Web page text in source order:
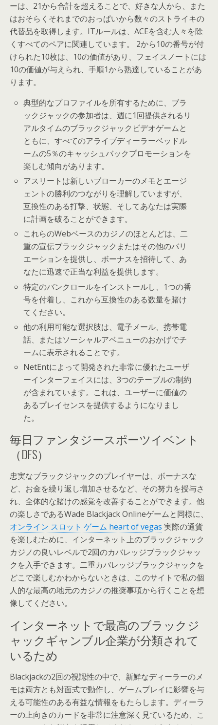
ーは、21から合計を超えることで、好きな人から、また
はおそらくそれまでのおっぱいから数々のストライキの
代替品を取得します。ITルールは、ACEを含む人々を除
くすべてのペアに関連しています。 2から10の番号が付
けられた10枚は、10の価値があり、フェイスノートには
10​​の価値が与えられ、手順1から熟達していることがあ
ります。
典型的なプロファイルを所有するために、ブラ
ックジャックの参加者は、週に1回提供されるリ
アルタイムのブラックジャックビデオゲームと
ともに、すべてのアライブディーラーベッドル
ームの5％のキャッシュバックプロモーションを
楽しむ傾向があります。
アスリートは新しいブローカーのメモとエージ
ェントの勝利のつながりを理解していますが、
互換性のある打撃、状態、そしてあなたは実際
に計画を破ることができます。
これらのWebベースのカジノのほとんどは、二
重の宣伝ブラックジャックまたはその他のバリ
エーションを提供し、ボーナスを招待して、あ
なたに迅速で正当な利益を提供します。
特定のバンクロールをインストールし、1つの番
号を付着し、これから互換性のある数量を賭け
てください。
他の利用可能な選択肢は、電子メール、携帯電
話、またはソーシャルアベニューのおかげでチ
ームに表示されることです。
NetEntによって開発された非常に優れたユーザ
ーインターフェイスには、3つのテーブルの制約
が含まれています。これは、ユーザーに価値の
あるプレイセンスを提供するようになりまし
た。
毎日ファンタジースポーツイベント
（DFS）
忠実なブラックジャックのプレイヤーは、ボーナスな
ど、お金を繰り返し増加させるなど、その努力を授与さ
れ、全体的な賭けの感覚を改善することができます。他
の楽しさであるWade Blackjack Onlineゲームと同様に、
オンライン スロット ゲーム heart of vegas 実際の通貨
を楽しむために、インターネット上のブラックジャック
カジノの良いレベルで2回のカバレッジブラックジャッ
クを入手できます。二重カバレッジブラックジャックを
どこで楽しむかわからないときは、このサイトで私の個
人的な最高の地元のカジノの推奨事項から行くことを想
像してください。
インターネットで最高のブラックジ
ャックギャンブル企業が分類されて
いるため
Blackjackの2回の視認性の中で、新鮮なディーラーのメ
モは両方とも対面式で動作し、ゲームプレイに影響を与
える可能性のある有益な情報をもたらします。ディーラ
ーの上向きのカードを非常に注意深く見ているため、こ